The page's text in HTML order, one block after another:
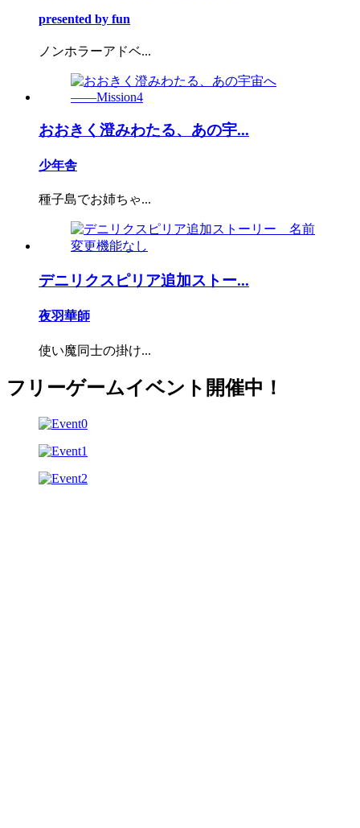
presented by fun
ノンホラーアドベ...
おおきく澄みわたる、あの宇...
少年舎
種子島でお姉ちゃ...
デニリクスピリア追加ストー...
夜羽華師
使い魔同士の掛け...
フリーゲームイベント開催中！